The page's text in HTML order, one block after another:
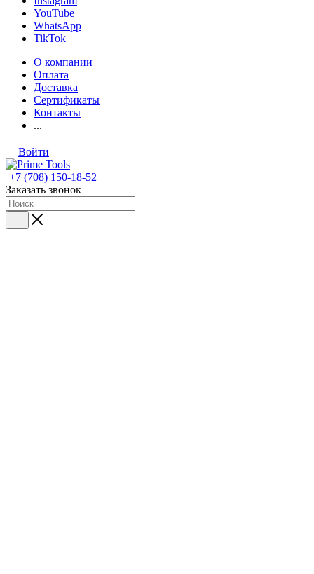
YouTube
WhatsApp
TikTok
О компании
Оплата
Доставка
Сертификаты
Контакты
...
Войти
+7 (708) 150-18-52
Заказать звонок